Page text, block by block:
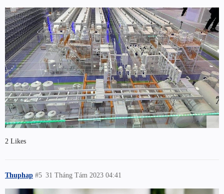
2 Likes
Thuphap 31 Tháng Tám 2023 04:41
#5